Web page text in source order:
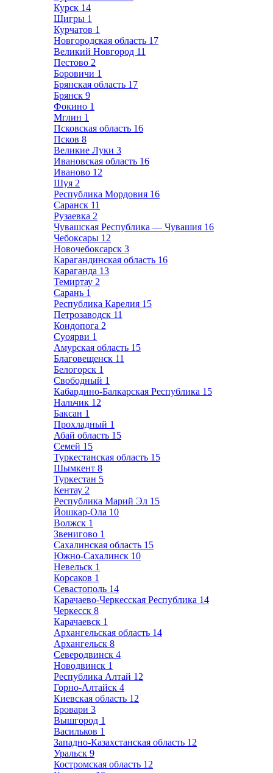
Курск 14
Щигры 1
Курчатов 1
Новгородская область 17
Великий Новгород 11
Пестово 2
Боровичи 1
Брянская область 17
Брянск 9
Фокино 1
Мглин 1
Псковская область 16
Псков 8
Великие Луки 3
Ивановская область 16
Иваново 12
Шуя 2
Республика Мордовия 16
Саранск 11
Рузаевка 2
Чувашская Республика — Чувашия 16
Чебоксары 12
Новочебоксарск 3
Карагандинская область 16
Караганда 13
Темиртау 2
Сарань 1
Республика Карелия 15
Петрозаводск 11
Кондопога 2
Суоярви 1
Амурская область 15
Благовещенск 11
Белогорск 1
Свободный 1
Кабардино-Балкарская Республика 15
Нальчик 12
Баксан 1
Прохладный 1
Абай область 15
Семей 15
Туркестанская область 15
Шымкент 8
Туркестан 5
Кентау 2
Республика Марий Эл 15
Йошкар-Ола 10
Волжск 1
Звенигово 1
Сахалинская область 15
Южно-Сахалинск 10
Невельск 1
Корсаков 1
Севастополь 14
Карачаево-Черкесская Республика 14
Черкесск 8
Карачаевск 1
Архангельская область 14
Архангельск 8
Северодвинск 4
Новодвинск 1
Республика Алтай 12
Горно-Алтайск 4
Киевская область 12
Бровари 3
Вышгород 1
Васильков 1
Западно-Казахстанская область 12
Уральск 9
Костромская область 12